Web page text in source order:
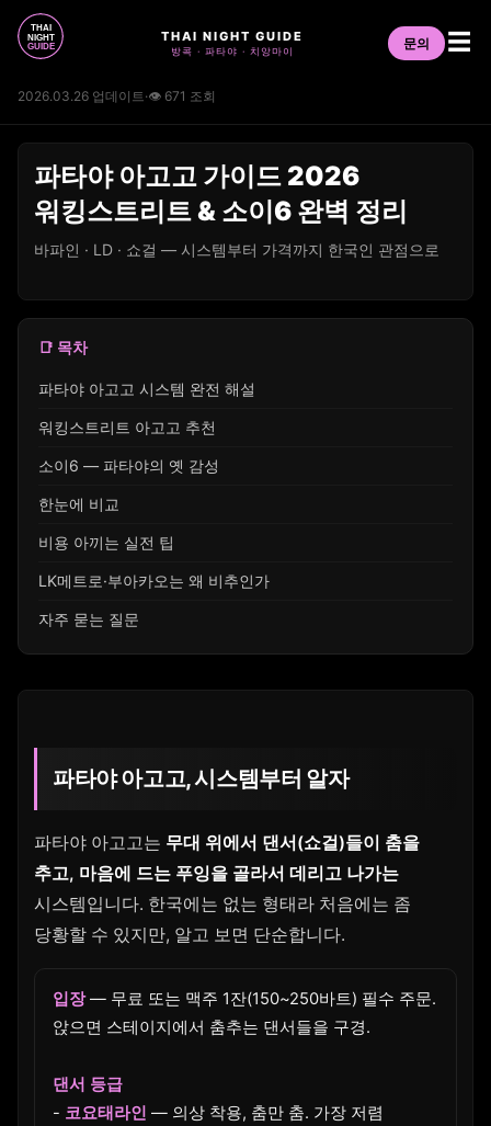
THAI NIGHT GUIDE
방콕 · 파타야 · 치앙마이 문의 ☰
2026.03.26 업데이트·👁 671 조회
파타야 아고고 가이드 2026
워킹스트리트 & 소이6 완벽 정리
바파인 · LD · 쇼걸 — 시스템부터 가격까지 한국인 관점으로
📑 목차
파타야 아고고 시스템 완전 해설
워킹스트리트 아고고 추천
소이6 — 파타야의 옛 감성
한눈에 비교
비용 아끼는 실전 팁
LK메트로·부아카오는 왜 비추인가
자주 묻는 질문
파타야 아고고, 시스템부터 알자
파타야 아고고는 무대 위에서 댄서(쇼걸)들이 춤을
추고, 마음에 드는 푸잉을 골라서 데리고 나가는
시스템입니다. 한국에는 없는 형태라 처음에는 좀
당황할 수 있지만, 알고 보면 단순합니다.
입장— 무료 또는 맥주 1잔(150~250바트) 필수 주문.
앉으면 스테이지에서 춤추는 댄서들을 구경.
댄서 등급
- 코요태라인 — 의상 착용, 춤만 춤. 가장 저렴